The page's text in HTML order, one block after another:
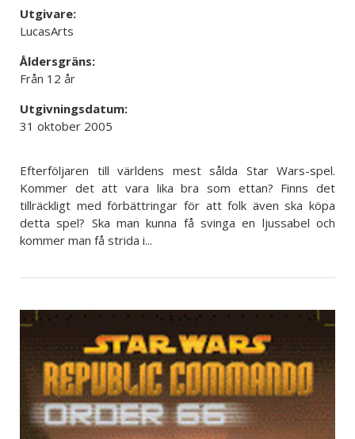
Utgivare:
LucasArts
Åldersgräns:
Från 12 år
Utgivningsdatum:
31 oktober 2005
Efterföljaren till världens mest sålda Star Wars-spel.
Kommer det att vara lika bra som ettan? Finns det
tillräckligt med förbättringar för att folk även ska köpa
detta spel? Ska man kunna få svinga en ljussabel och
kommer man få strida i...